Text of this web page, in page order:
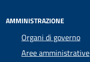
AMMINISTRAZIONE
Organi di governo
Aree amministrative